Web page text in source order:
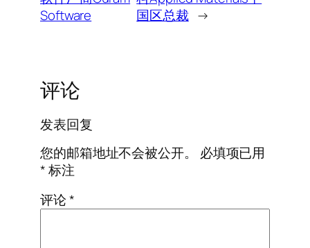
Software
国区总裁 →
评论
发表回复
您的邮箱地址不会被公开。
必填项已用
*标注
评论*